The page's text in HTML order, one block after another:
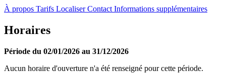
À propos Tarifs Localiser Contact Informations supplémentaires
Horaires
Période du 02/01/2026 au 31/12/2026
Aucun horaire d'ouverture n'a été renseigné pour cette période.